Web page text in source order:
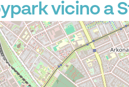
vicino a